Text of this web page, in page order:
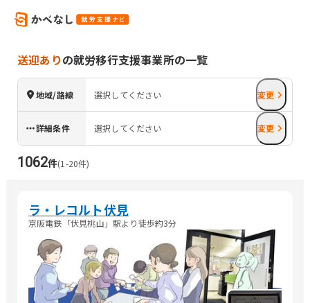
送迎ありの就労移行支援事業所の一覧
地域/路線 選択してください 変更
詳細条件 選択してください 変更
1062件(1 -20件)
ラ・レコルト伏見
京阪電鉄「伏見桃山」駅より徒歩約3分